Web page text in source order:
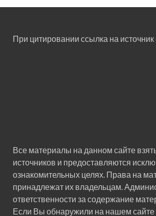
При цитировании ссылка на источник
Все материалы на данном сайте
источников и предоставляются
ознакомительных целях. Права на
принадлежат их владельцам.
ответственности за содержание
Если Вы обнаружили на нашем